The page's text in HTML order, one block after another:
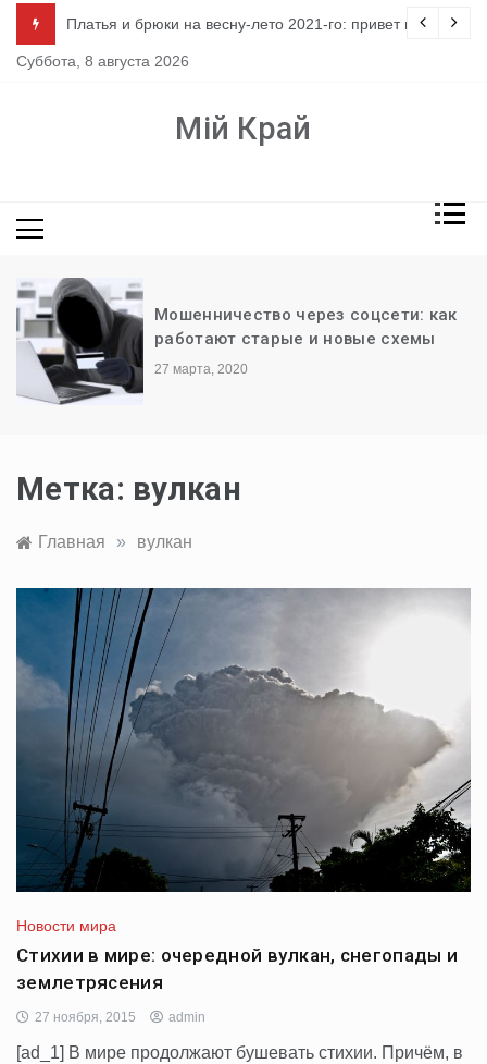
содержимому
Платья и брюки на весну-лето 2021-го: привет из 80-х
Суббота, 8 августа 2026
Мій Край
Мошенничество через соцсети: как
работают старые и новые схемы
27 марта, 2020
Метка: вулкан
Главная » вулкан
Новости мира
Стихии в мире: очередной вулкан, снегопады и
землетрясения
27 ноября, 2015 admin
[ad_1] В мире продолжают бушевать стихии. Причём, в